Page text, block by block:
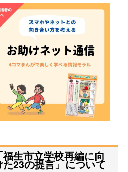
福生市立学校再編に向
た23の提言」について